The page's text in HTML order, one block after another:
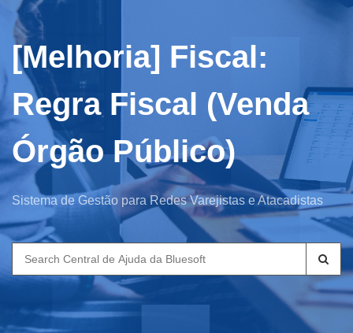
[Melhoria] Fiscal:
Regra Fiscal (Venda
Órgão Público)
Sistema de Gestão para Redes Varejistas e Atacadistas
Search
for: